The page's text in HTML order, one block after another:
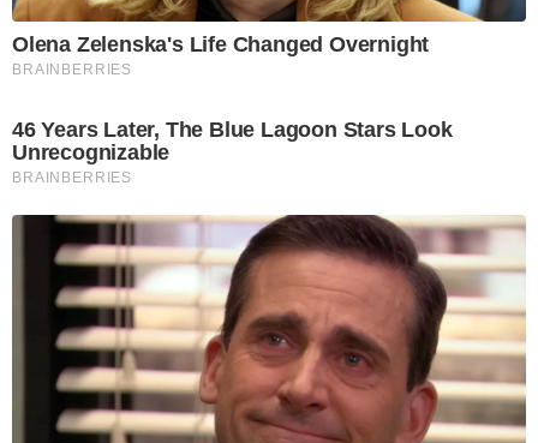
Olena Zelenska's Life Changed Overnight
BRAINBERRIES
46 Years Later, The Blue Lagoon Stars Look
Unrecognizable
BRAINBERRIES